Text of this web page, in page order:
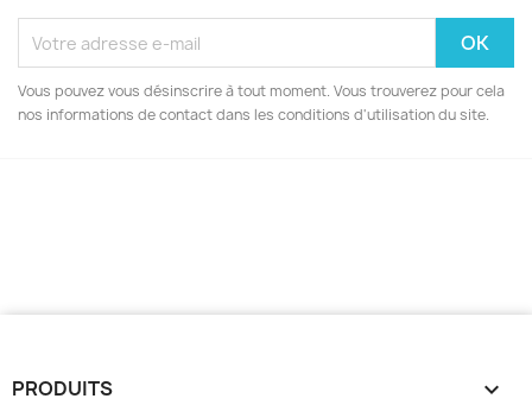
Vous pouvez vous désinscrire à tout moment. Vous trouverez pour cela
nos informations de contact dans les conditions d'utilisation du site.
PRODUITS 